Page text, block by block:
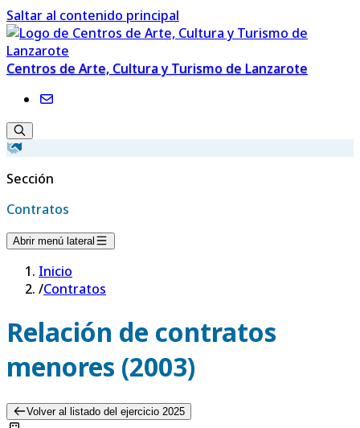
Saltar al contenido principal
Centros de Arte, Cultura y Turismo de Lanzarote
Sección
Contratos
Abrir menú lateral
Inicio
/Contratos
Relación de contratos
menores (2003)
Volver al listado del ejercicio 2025